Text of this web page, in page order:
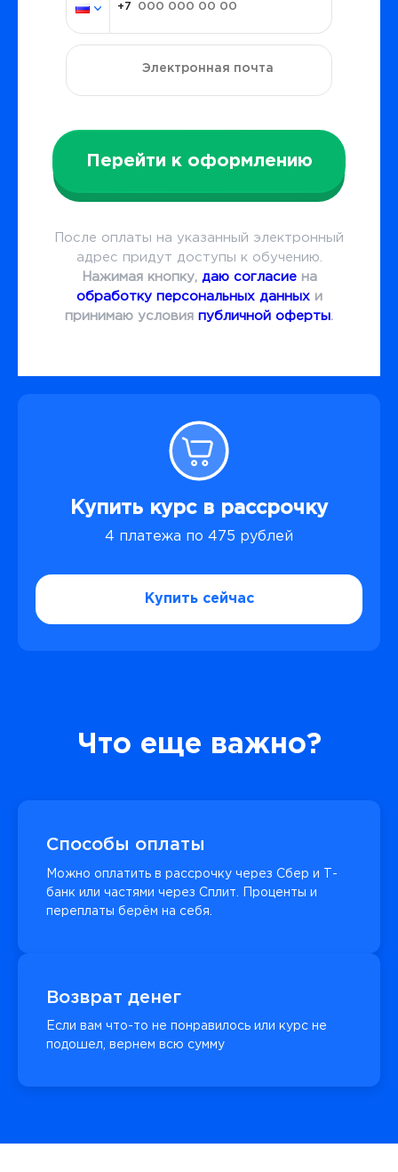
Перейти к оформлению
После оплаты на указанный электронный
адрес придут доступы к обучению.
Нажимая кнопку, даю согласиена
обработку персональных данныхи
принимаю условия публичной оферты.
Купить курс в рассрочку
4 платежа по 475 рублей
Купить сейчас
Что еще важно?
Способы оплаты
Можно оплатить в рассрочку через Сбер и Т-
банк или частями через Сплит. Проценты и
переплаты берём на себя.
Возврат денег
Если вам что-то не понравилось или курс не
подошел, вернем всю сумму